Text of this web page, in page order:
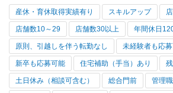
産休・育休取得実績有り スキルアップ
店舗数10～29 店舗数30以上 年間休日
原則、引越しを伴う転勤なし 未経験者も応
新卒も応募可能 住宅補助（手当）あり
土日休み（相談可含む） 総合門前 管理